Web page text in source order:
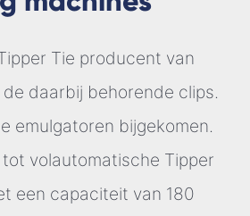
Tie producent van
de daarbij behorende clips.
emulgatoren bijgekomen.
volautomatische Tipper
een capaciteit van 180